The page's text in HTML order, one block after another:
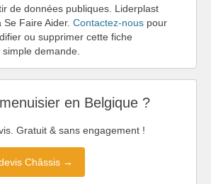
de données publiques. Liderplast
Faire Aider. Contactez-nous pour
ou supprimer cette fiche
demande.
en Belgique ?
Gratuit & sans engagement !
Châssis →